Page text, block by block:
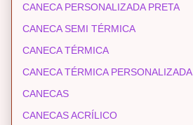
CANECA PERSONALIZADA PRETA
CANECA SEMI TÉRMICA
CANECA TÉRMICA
CANECA TÉRMICA PERSONALIZADA
CANECAS
CANECAS ACRÍLICO